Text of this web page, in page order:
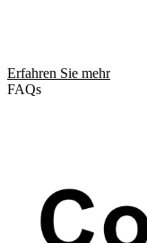
Erfahren Sie mehr
FAQs